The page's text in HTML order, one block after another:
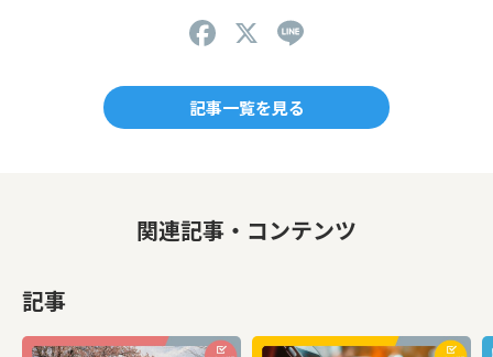
F
c
e
o
X
e
記事一覧を見る
関連記事・コンテンツ
記事